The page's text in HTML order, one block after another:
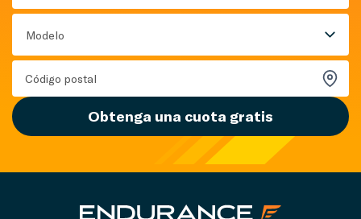
Modelo
Obtenga una cuota gratis